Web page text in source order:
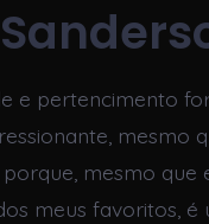
e pertencimento
mesmo
mesmo
meus favoritos,